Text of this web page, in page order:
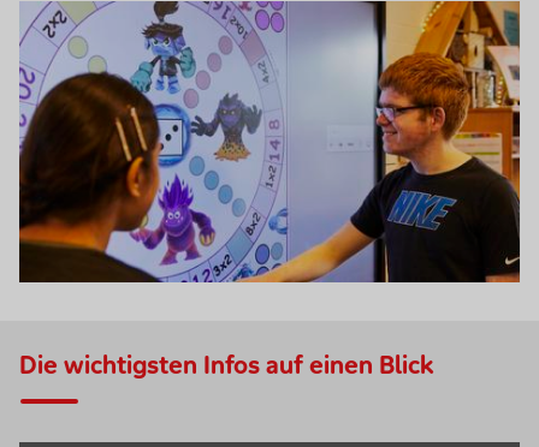
Die wichtigsten Infos auf einen Blick